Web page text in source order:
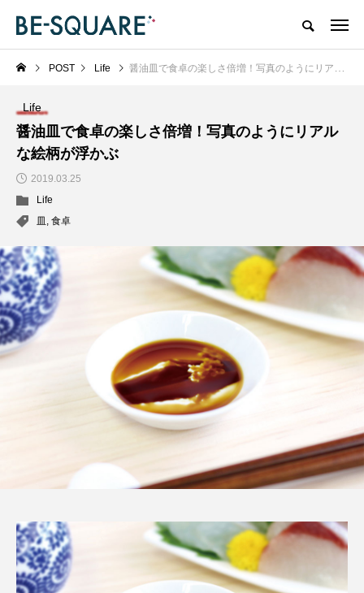
POST Life 醤油皿で食卓の楽しさ倍増！写真のようにリアルな絵柄が浮かぶ
Life
醤油皿で食卓の楽しさ倍増！写真のようにリアル
な絵柄が浮かぶ
2019.03.25
Life
皿 , 食卓